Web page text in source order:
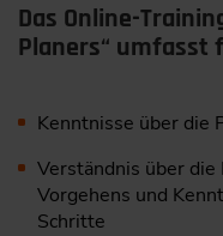
Das Online-
Planers“ umfasst
Kenntnisse über die
Verständnis über
Vorgehens und
Schritte